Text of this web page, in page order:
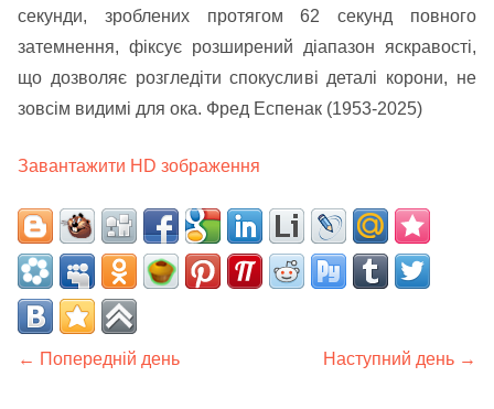
секунди, зроблених протягом 62 секунд повного
затемнення, фіксує розширений діапазон яскравості,
що дозволяє розгледіти спокусливі деталі корони, не
зовсім видимі для ока. Фред Еспенак (1953-2025)
Завантажити HD зображення
← Попередній день Наступний день →